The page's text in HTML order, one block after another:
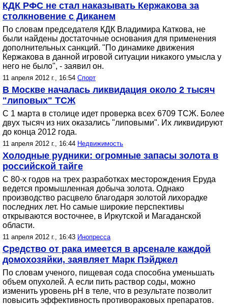
КДК РФС не стал наказывать Кержакова за
столкновение с Диканем
По словам председателя КДК Владимира Каткова, не
были найдены достаточные основания для применения
дополнительных санкций. "По динамике движения
Кержакова в данной игровой ситуации никакого умысла у
него не было", - заявил он.
11 апреля 2012 г., 16:54 Спорт
В Москве началась ликвидация около 2 тысяч
"липовых" ТСЖ
С 1 марта в столице идет проверка всех 6709 ТСЖ. Более
двух тысяч из них оказались "липовыми". Их ликвидируют
до конца 2012 года.
11 апреля 2012 г., 16:44 Недвижимость
Холодные рудники: огромные запасы золота в
российской тайге
С 80-х годов на трех разработках месторождения Еруда
ведется промышленная добыча золота. Однако
производство расцвело благодаря золотой лихорадке
последних лет. Но самые широкие перспективы
открываются восточнее, в Иркутской и Магаданской
области.
11 апреля 2012 г., 16:43 Инопресса
Средство от рака имеется в арсенале каждой
домохозяйки, заявляет Марк Пэйджел
По словам ученого, пищевая сода способна уменьшать
объем опухолей. А если пить раствор соды, можно
изменить уровень pH в теле, что в результате позволит
повысить эффективность противораковых препаратов.